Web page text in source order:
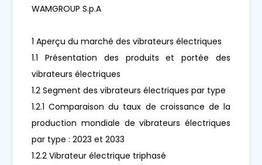
WAMGROUP S.p.A
1 Aperçu du marché des vibrateurs électriques
1.1 Présentation des produits et portée des
vibrateurs électriques
1.2 Segment des vibrateurs électriques par type
1.2.1 Comparaison du taux de croissance de la
production mondiale de vibrateurs électriques
par type : 2023 et 2033
1.2.2 Vibrateur électrique triphasé